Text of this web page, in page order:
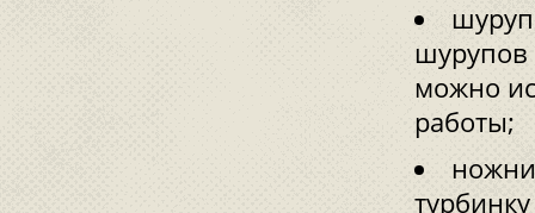
шурупов
можно
работы;